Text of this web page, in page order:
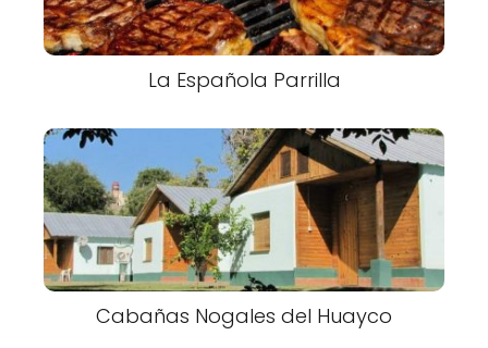
La Española Parrilla
Cabañas Nogales del Huayco